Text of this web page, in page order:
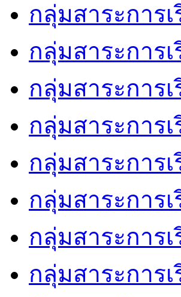
กลุ่มสาระการ
กลุ่มสาระการ
กลุ่มสาระการ
กลุ่มสาระการ
กลุ่มสาระการ
กลุ่มสาระการ
กลุ่มสาระการ
กลุ่มสาระการ